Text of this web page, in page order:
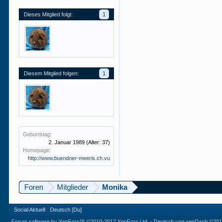
Dieses Mitglied folgt: 1
Diesem Mitglied folgen: 1
Geburtstag:
2. Januar 1989 (Alter: 37)
Homepage:
http://www.buendner-meeris.ch.vu
Foren Mitglieder Monika
Social Aktuell Deutsch [Du]